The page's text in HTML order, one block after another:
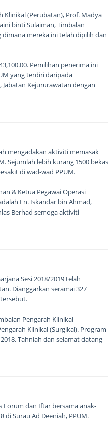
Klinikal (Perubatan), Prof. Madya
binti Sulaiman, Timbalan
dimana mereka ini telah dipilih dan
Pemilihan penerima ini
yang terdiri daripada
Jabatan Kejururawatan dengan
mengadakan aktiviti memasak
Sejumlah lebih kurang 1500 bekas
di wad-wad PPUM.
& Ketua Pegawai Operasi
En. Iskandar bin Ahmad,
Berhad semoga aktiviti
Sesi 2018/2019 telah
Dianggarkan seramai 327
Pengarah Klinikal
Klinikal (Surgikal). Program
Tahniah dan selamat datang
Forum dan Iftar bersama anak-
di Surau Ad Deeniah, PPUM.